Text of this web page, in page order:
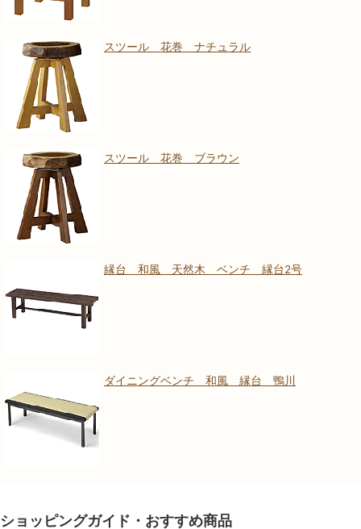
スツール 花巻 ナチュラル
スツール 花巻 ブラウン
縁台 和風 天然木 ベンチ 縁台2号
ダイニングベンチ 和風 縁台 鴨川
ショッピングガイド・おすすめ商品